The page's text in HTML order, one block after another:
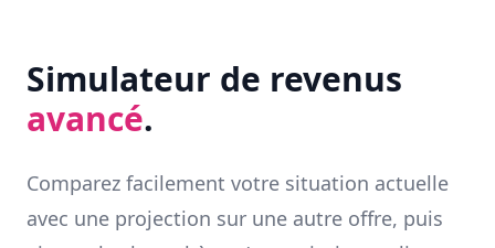
Simulateur de revenus
avancé.
Comparez facilement votre situation actuelle
avec une projection sur une autre offre, puis